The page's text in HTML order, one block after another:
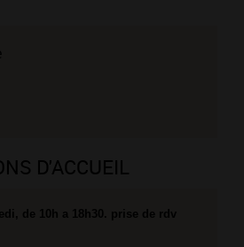
D'ACCUEIL
de 10h a 18h30. prise de rdv